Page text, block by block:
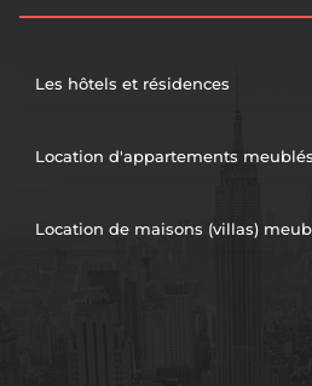
Les hôtels et résidences
Location d'appartements meublés
Location de maisons (villas)